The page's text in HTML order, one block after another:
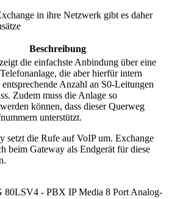
in ihre Netzwerk gibt es daher
Beschreibung
die einfachste Anbindung über eine
die aber hierfür intern
Anzahl an S0-Leitungen
Zudem muss die Anlage so
können, dass dieser Querweg
unterstützt.
setzt die Rufe auf VoIP um. Exchange
beim Gateway als Endgerät für diese
- PBX IP Media 8 Port Analog-